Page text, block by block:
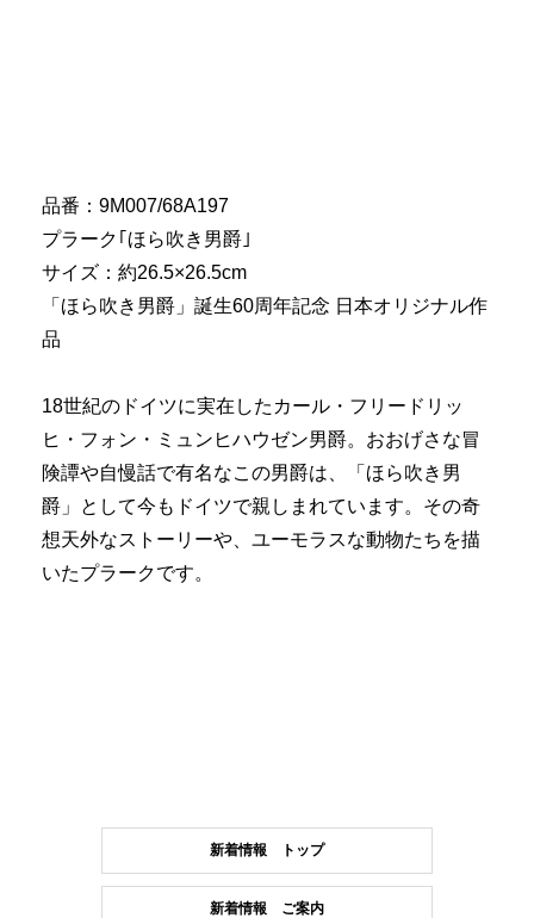
品番：9M007/68A197
プラーク｢ほら吹き男爵｣
サイズ：約26.5×26.5cm
「ほら吹き男爵」誕生60周年記念 日本オリジナル作
品
18世紀のドイツに実在したカール・フリードリッ
ヒ・フォン・ミュンヒハウゼン男爵。おおげさな冒
険譚や自慢話で有名なこの男爵は、「ほら吹き男
爵」として今もドイツで親しまれています。その奇
想天外なストーリーや、ユーモラスな動物たちを描
いたプラークです。
新着情報 トップ
新着情報 ご案内